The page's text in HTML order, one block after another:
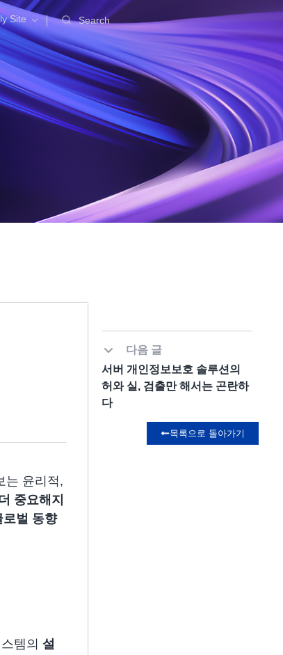
Site Search
는 윤리적,
중요해지
벌 동향
템의 설
다음 글
서버 개인정보보호 솔루션의
허와 실, 검출만 해서는 곤란하
다
목록으로 돌아가기